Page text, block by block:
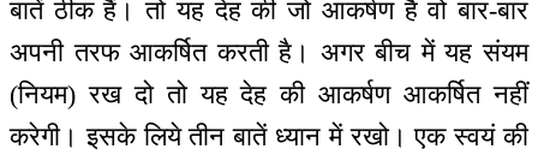
बातें ठीक हैं। तो यह देह की जो आकर्षण है वो बार-बार
अपनी तरफ आकर्षित करती है। अगर बीच में यह संयम
(नियम) रख दो तो यह देह की आकर्षण आकर्षित नहीं
करेगी। इसके लिये तीन बातें ध्यान में रखो। एक स्वयं की